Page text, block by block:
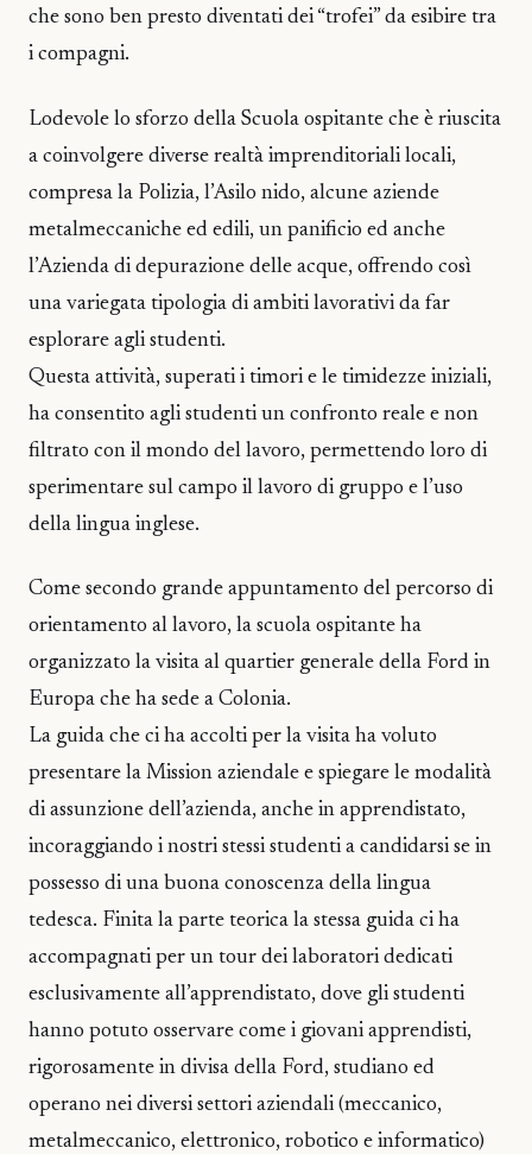
che sono ben presto diventati dei “trofei” da esibire tra
i compagni.
Lodevole lo sforzo della Scuola ospitante che è riuscita
a coinvolgere diverse realtà imprenditoriali locali,
compresa la Polizia, l’Asilo nido, alcune aziende
metalmeccaniche ed edili, un panificio ed anche
l’Azienda di depurazione delle acque, offrendo così
una variegata tipologia di ambiti lavorativi da far
esplorare agli studenti.
Questa attività, superati i timori e le timidezze iniziali,
ha consentito agli studenti un confronto reale e non
filtrato con il mondo del lavoro, permettendo loro di
sperimentare sul campo il lavoro di gruppo e l’uso
della lingua inglese.
Come secondo grande appuntamento del percorso di
orientamento al lavoro, la scuola ospitante ha
organizzato la visita al quartier generale della Ford in
Europa che ha sede a Colonia.
La guida che ci ha accolti per la visita ha voluto
presentare la Mission aziendale e spiegare le modalità
di assunzione dell’azienda, anche in apprendistato,
incoraggiando i nostri stessi studenti a candidarsi se in
possesso di una buona conoscenza della lingua
tedesca. Finita la parte teorica la stessa guida ci ha
accompagnati per un tour dei laboratori dedicati
esclusivamente all’apprendistato, dove gli studenti
hanno potuto osservare come i giovani apprendisti,
rigorosamente in divisa della Ford, studiano ed
operano nei diversi settori aziendali (meccanico,
metalmeccanico, elettronico, robotico e informatico)